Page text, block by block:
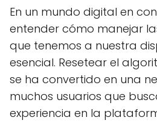
En un mundo digital en
entender cómo manejar
que tenemos a nuestra
esencial. Resetear el
se ha convertido en una
muchos usuarios que
experiencia en la